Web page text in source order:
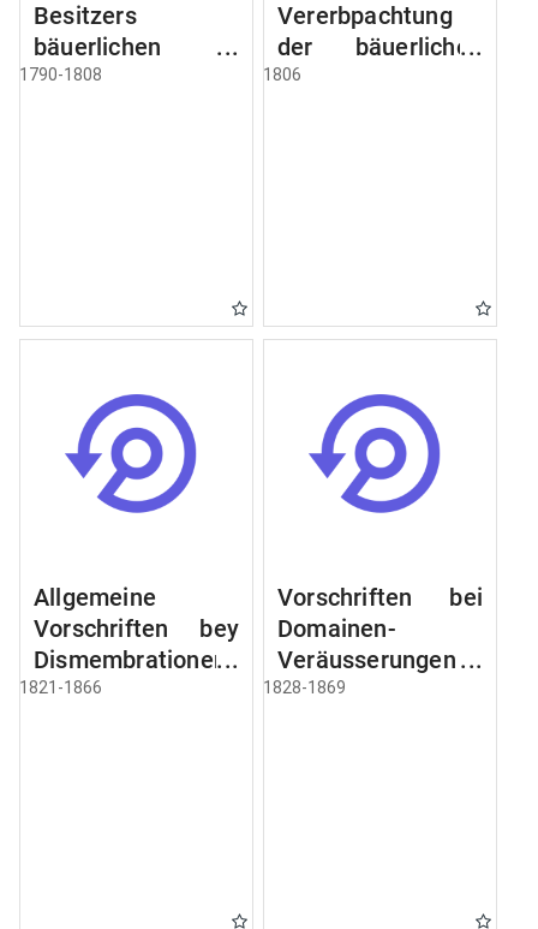
Besitzers
bäuerlichen
Grundstücke, den
1790-1808
Vererbpachtung
der bäuerlichen
Grundstücke und
1806
Allgemeine
Vorschriften bey
Dismembrationen
Domainen-
1821-1866
Vorschriften bei
Domainen-
Veräusserungen
und
1828-1869